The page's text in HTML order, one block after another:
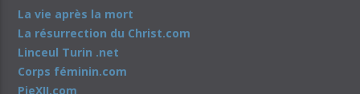
La vie après la mort
La résurrection du Christ.com
Linceul Turin .net
Corps féminin.com
PieXII.com